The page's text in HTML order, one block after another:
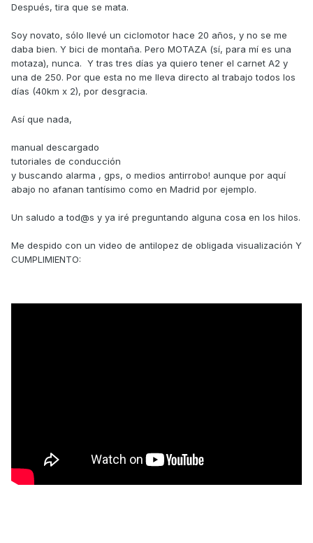
Después, tira que se mata.
Soy novato, sólo llevé un ciclomotor hace 20 años, y no se me
daba bien. Y bici de montaña. Pero MOTAZA (sí, para mí es una
motaza), nunca. Y tras tres días ya quiero tener el carnet A2 y
una de 250. Por que esta no me lleva directo al trabajo todos los
días (40km x 2), por desgracia.
Así que nada,
manual descargado
tutoriales de conducción
y buscando alarma , gps, o medios antirrobo! aunque por aquí
abajo no afanan tantísimo como en Madrid por ejemplo.
Un saludo a tod@s y ya iré preguntando alguna cosa en los hilos.
Me despido con un video de antilopez de obligada visualización Y
CUMPLIMIENTO: